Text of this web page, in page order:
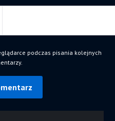
podczas pisania kolejnych